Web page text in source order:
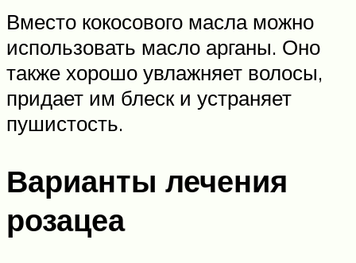
Вместо кокосового масла можно
использовать масло арганы. Оно
также хорошо увлажняет волосы,
придает им блеск и устраняет
пушистость.
Варианты лечения
розацеа